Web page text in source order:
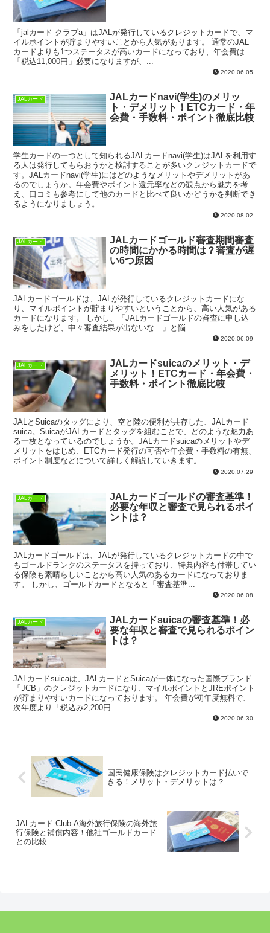
「jalカード クラブa」はJALが発行しているクレジットカードで、マ
イルポイントが貯まりやすいことから人気があります。 通常のJAL
カードよりも1つステータスが高いカードになっており、年会費は
「税込11,000円」必要になりますが、...
2020.06.05
JALカード
JALカードnavi(学生)のメリッ
ト・デメリット！ETCカード・年
会費・手数料・ポイント徹底比較
学生カードの一つとして知られるJALカードnavi(学生)はJALを利用す
る人は発行してもらおうかと検討することが多いクレジットカードで
す。JALカードnavi(学生)にはどのようなメリットやデメリットがあ
るのでしょうか。年会費やポイント還元率などの観点から魅力を考
え、口コミも参考にして他のカードと比べて良いかどうかを判断でき
るようになりましょう。
2020.08.02
JALカード
JALカードゴールド審査期間審査
の時間にかかる時間は？審査が遅
い6つ原因
JALカードゴールドは、JALが発行しているクレジットカードにな
り、マイルポイントが貯まりやすいということから、高い人気がある
カードになります。 しかし、「JALカードゴールドの審査に申し込
みをしたけど、中々審査結果が出ないな…」と悩...
2020.06.09
JALカード
JALカードsuicaのメリット・デ
メリット！ETCカード・年会費・
手数料・ポイント徹底比較
JALとSuicaのタッグにより、空と陸の便利が共存した、JALカード
suica。SuicaがJALカードとタッグを組むことで、どのような魅力あ
る一枚となっているのでしょうか。JALカードsuicaのメリットやデ
メリットをはじめ、ETCカード発行の可否や年会費・手数料の有無、
ポイント制度などについて詳しく解説していきます。
2020.07.29
JALカード
JALカードゴールドの審査基準！
必要な年収と審査で見られるポイ
ントは？
JALカードゴールドは、JALが発行しているクレジットカードの中で
もゴールドランクのステータスを持っており、特典内容も付帯してい
る保険も素晴らしいことから高い人気のあるカードになっておりま
す。 しかし、ゴールドカードとなると「審査基準...
2020.06.08
JALカード
JALカードsuicaの審査基準！必
要な年収と審査で見られるポイン
トは？
JALカードsuicaは、JALカードとSuicaが一体になった国際ブランド
「JCB」のクレジットカードになり、マイルポイントとJREポイント
が貯まりやすいカードになっております。 年会費が初年度無料で、
次年度より「税込み2,200円...
2020.06.30
国民健康保険はクレジットカード払いで
きる！メリット・デメリットは？
JALカード Club-A海外旅行保険の海外旅
行保険と補償内容！他社ゴールドカード
との比較